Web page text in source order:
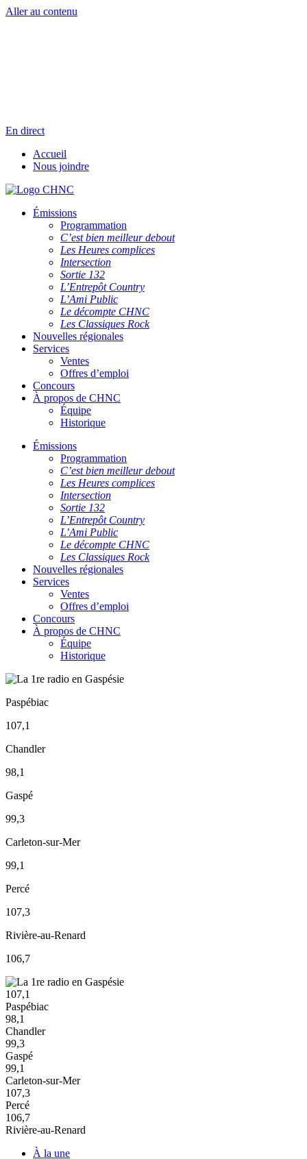
Aller au contenu
En direct
Accueil
Nous joindre
Émissions
Programmation
C’est bien meilleur debout
Les Heures complices
Intersection
Sortie 132
L’Entrepôt Country
L’Ami Public
Le décompte CHNC
Les Classiques Rock
Nouvelles régionales
Services
Ventes
Offres d’emploi
Concours
À propos de CHNC
Équipe
Historique
Émissions
Programmation
C’est bien meilleur debout
Les Heures complices
Intersection
Sortie 132
L’Entrepôt Country
L’Ami Public
Le décompte CHNC
Les Classiques Rock
Nouvelles régionales
Services
Ventes
Offres d’emploi
Concours
À propos de CHNC
Équipe
Historique
Paspébiac
107,1
Chandler
98,1
Gaspé
99,3
Carleton-sur-Mer
99,1
Percé
107,3
Rivière-au-Renard
106,7
107,1
Paspébiac
98,1
Chandler
99,3
Gaspé
99,1
Carleton-sur-Mer
107,3
Percé
106,7
Rivière-au-Renard
À la une